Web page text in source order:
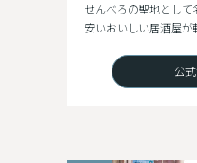
せんべろの聖地として
安いおいしい居酒屋が
公